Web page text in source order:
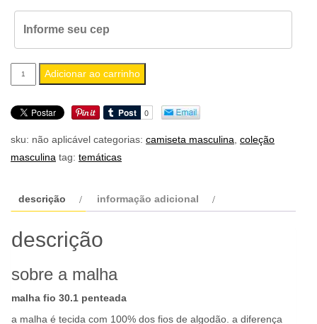
camiseta
masculina
rock
roll
v82
Adicionar ao carrinho
sku: não aplicável categorias: camiseta masculina coleção
masculina tag: temáticas
descrição informação adicional
descrição
sobre a malha
malha fio 30.1 penteada
a malha é tecida com 100% dos fios de algodão. a diferença